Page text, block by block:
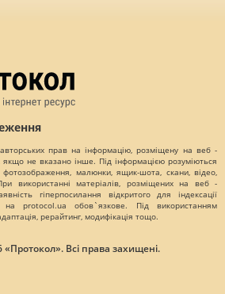
прав на інформацію, розміщену на веб -
якщо не вказано інше. Під інформацією розуміються
фотозображення, малюнки, ящик-шота, скани, відео,
використанні матеріалів, розміщених на веб -
гіперпосилання відкритого для індексації
на protocol.ua обов`язкове. Під використанням
рерайтинг, модифікація тощо.
Всі права захищені.